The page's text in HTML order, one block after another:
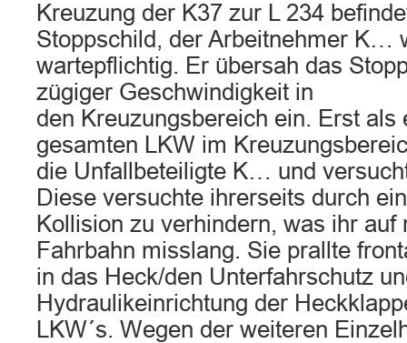
Kreuzung der K37 zur L 234
Stoppschild, der Arbeitnehmer K…
wartepflichtig. Er übersah das
zügiger Geschwindigkeit in
den Kreuzungsbereich ein. Erst als
gesamten LKW im
die Unfallbeteiligte K… und
Diese versuchte ihrerseits durch
Kollision zu verhindern, was ihr auf
Fahrbahn misslang. Sie prallte
in das Heck/den Unterfahrschutz
Hydraulikeinrichtung der
LKW´s. Wegen der weiteren